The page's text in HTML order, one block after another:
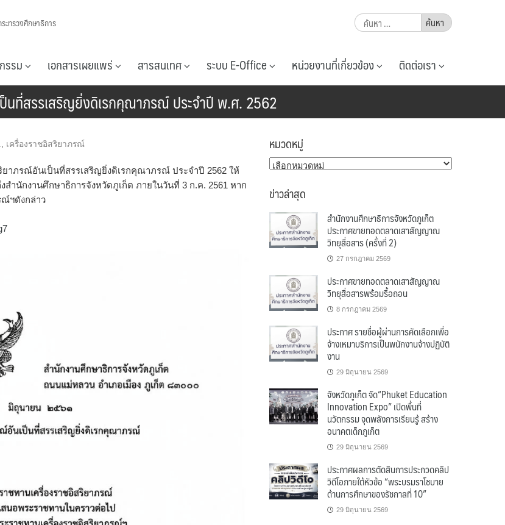
ะทรวงศึกษาธิการ
ค้นหา
สำหรับ:
รรม เอกสารเผยแพร่ สารสนเทศ ระบบ E-Office หน่วยงานที่เกี่ยวข้อง ติดต่อเรา
นที่สรรเสริญยิ่งดิเรกคุณาภรณ์ ประจำปี พ.ศ. 2562
เครื่องราชอิสริยาภรณ์
าภรณ์อันเป็นที่สรรเสริญยิ่งดิเรกคุณาภรณ์ ประจำปี 2562 ให้
สำนักงานศึกษาธิการจังหวัดภูเก็ต ภายในวันที่ 3 ก.ค. 2561 หาก
ณ์ฯดังกล่าว
หมวดหมู่
หมวด
ข่าวล่าสุด
สำนักงานศึกษาธิการจังหวัดภูเก็ต
ประกาศขายทอดตลาดเสาสัญญาณ
วิทยุสื่อสาร (ครั้งที่ 2)
27 กรกฎาคม 2569
ประกาศขายทอดตลาดเสาสัญญาณ
วิทยุสื่อสารพร้อมรื้อถอน
8 กรกฎาคม 2569
ประกาศ รายชื่อผู้ผ่านการคัดเลือกเพื่อ
จ้างเหมาบริการเป็นพนักงานจ้างปฏิบัติ
งาน
29 มิถุนายน 2569
จังหวัดภูเก็ต จัด“Phuket Education
Innovation Expo” เปิดพื้นที่
นวัตกรรม จุดพลังการเรียนรู้ สร้าง
อนาคตเด็กภูเก็ต
29 มิถุนายน 2569
ประกาศผลการตัดสินการประกวดคลิป
วิดีโอภายใต้หัวข้อ “พระบรมราโชบาย
ด้านการศึกษาของรัชกาลที่ 10”
29 มิถุนายน 2569